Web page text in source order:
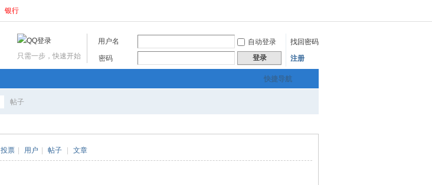
银行
用户名 自动登录
找回密码
密码
登录 注册
只需一步，快速开始
快捷导航
帖子
投票 用户 帖子 文章